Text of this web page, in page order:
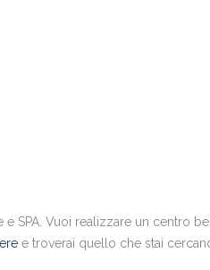
Vuoi realizzare un centro
e troverai quello che stai